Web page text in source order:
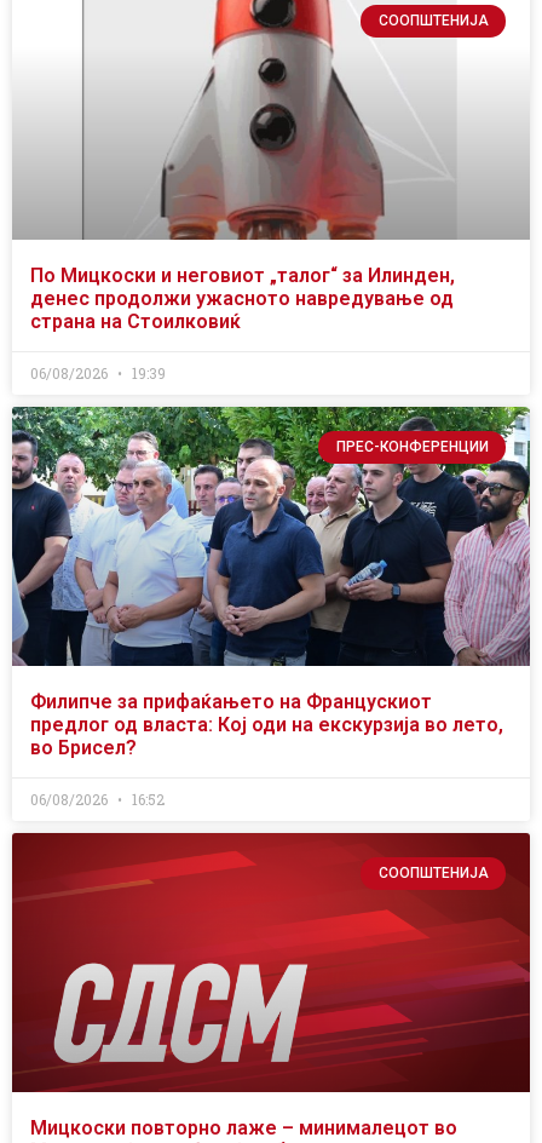
СООПШТЕНИЈА
По Мицкоски и неговиот „талог“ за Илинден,
денес продолжи ужасното навредување од
страна на Стоилковиќ
06/08/2026 19:39
ПРЕС-КОНФЕРЕНЦИИ
Филипче за прифаќањето на Францускиот
предлог од власта: Кој оди на екскурзија во лето,
во Брисел?
06/08/2026 16:52
СООПШТЕНИЈА
Мицкоски повторно лаже – минималецот во